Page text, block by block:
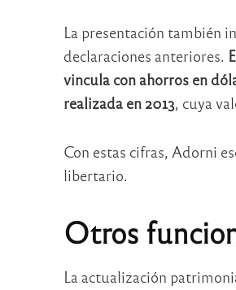
La presentación también
declaraciones anteriores.
vincula con ahorros en
realizada en 2013, cuya
Con estas cifras, Adorni
libertario.
Otros
La actualización